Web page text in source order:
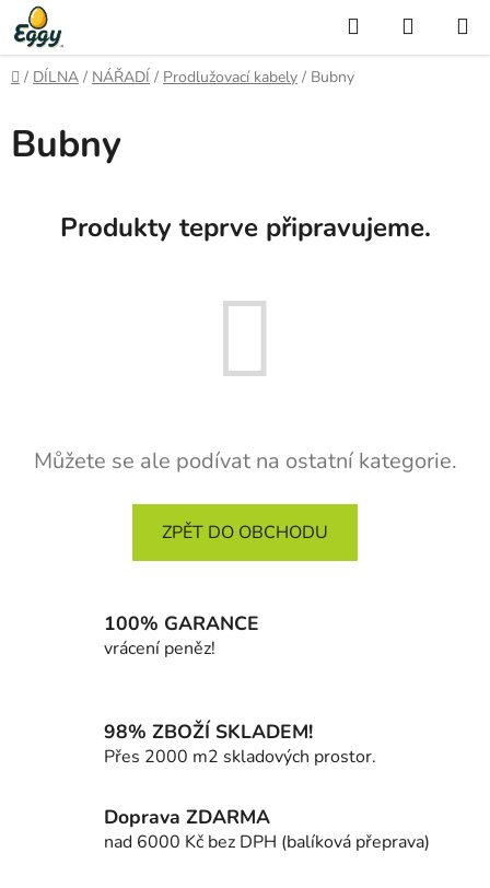
Přejít
na
obsah
Hledat
KOŠÍK
Domů
/ DÍLNA / NÁŘADÍ / Prodlužovací kabely / Bubny
Bubny
Produkty teprve připravujeme.
Můžete se ale podívat na ostatní kategorie.
ZPĚT DO OBCHODU
100% GARANCE
vrácení peněz!
98% ZBOŽÍ SKLADEM!
Přes 2000 m2 skladových prostor.
Doprava ZDARMA
nad 6000 Kč bez DPH (balíková přeprava)